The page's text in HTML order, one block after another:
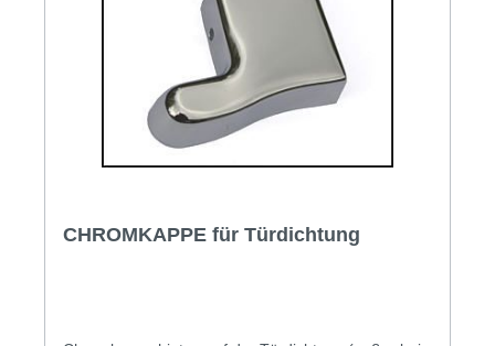
CHROMKAPPE für Türdichtung